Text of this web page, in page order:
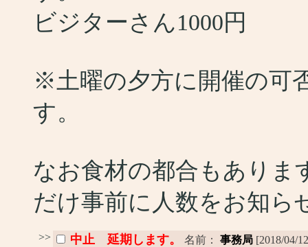
ビジターさん1000円
※土曜の夕方に開催の可
す。
なお食材の都合もありま
だけ事前に人数をお知ら
>> 中止 延期します。 名前： 事務局 [2018/04/